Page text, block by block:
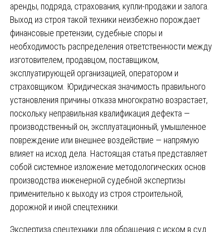
аренды, подряда, страхования, купли-продажи и залога.
Выход из строя такой техники неизбежно порождает
финансовые претензии, судебные споры и
необходимость распределения ответственности между
изготовителем, продавцом, поставщиком,
эксплуатирующей организацией, оператором и
страховщиком. Юридическая значимость правильного
установления причины отказа многократно возрастает,
поскольку неправильная квалификация дефекта —
производственный он, эксплуатационный, умышленное
повреждение или внешнее воздействие — напрямую
влияет на исход дела. Настоящая статья представляет
собой системное изложение методологических основ
производства инженерной судебной экспертизы
применительно к выходу из строя строительной,
дорожной и иной спецтехники.
Экспертиза спецтехники для обращения с иском в суд